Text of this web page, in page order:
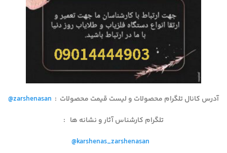
آدرس کانال تلگرام محصولات و لیست قیمت محصولات :
@zarshenasan
تلگرام کارشناس آثار و نشانه ها :
@karshenas_zarshenasan